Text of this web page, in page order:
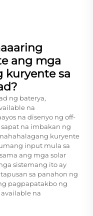
ang mga
kuryente sa
ng baterya,
na
na disenyo ng off-
na imbakan ng
kuryente
input mula sa
ang mga solar
sistemang ito ay
sa panahon ng
pagpapatakbo ng
na